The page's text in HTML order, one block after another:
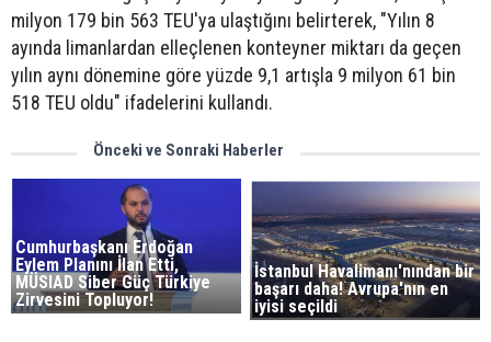
milyon 179 bin 563 TEU'ya ulaştığını belirterek, "Yılın 8
ayında limanlardan elleçlenen konteyner miktarı da geçen
yılın aynı dönemine göre yüzde 9,1 artışla 9 milyon 61 bin
518 TEU oldu" ifadelerini kullandı.
Önceki ve Sonraki Haberler
Cumhurbaşkanı Erdoğan
Eylem Planını İlan Etti,
MÜSIAD Siber Güç Türkiye
Zirvesini Topluyor!
İstanbul Havalimanı'nından bir
başarı daha! Avrupa'nın en
iyisi seçildi